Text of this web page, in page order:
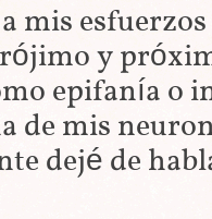
mis
y
epifanía o
de mis
dejé de